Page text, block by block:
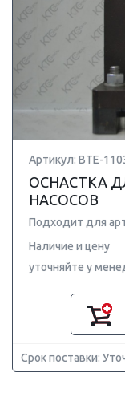
Артикул: BTE-
ОСНАСТКА
НАСОСОВ
Подходит для
Наличие и цену
уточняйте у
Срок поставки: